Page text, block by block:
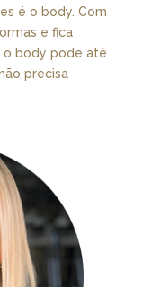
é o body. Com
e fica
o body pode até
precisa